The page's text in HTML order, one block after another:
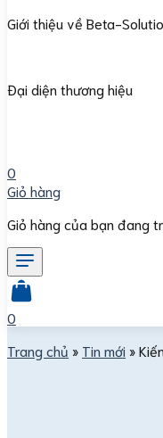
Giới thiệu về Beta-
Đại diện thương hiệu
0
Giỏ hàng
Giỏ hàng của bạn đang
0
Trang chủ » Tin mới »